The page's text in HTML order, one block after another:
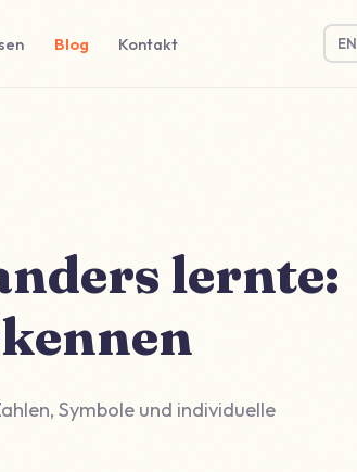
Blog Kontakt EN
lernte:
Symbole und individuelle